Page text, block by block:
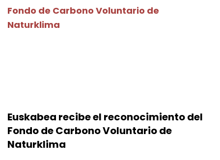
Euskabea recibe el reconocimiento del
Fondo de Carbono Voluntario de
Naturklima